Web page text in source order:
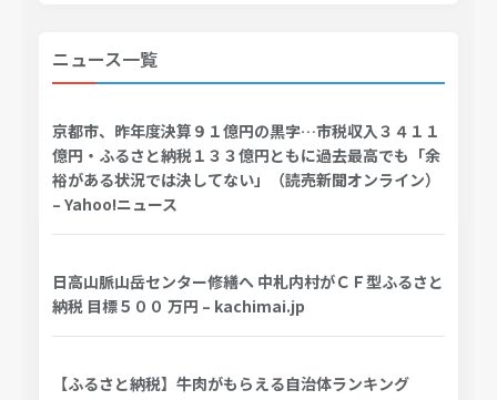
ニュース一覧
京都市、昨年度決算９１億円の黒字…市税収入３４１１
億円・ふるさと納税１３３億円ともに過去最高でも「余
裕がある状況では決してない」（読売新聞オンライン）
– Yahoo!ニュース
日高山脈山岳センター修繕へ 中札内村がＣＦ型ふるさと
納税 目標５００ 万円 – kachimai.jp
【ふるさと納税】牛肉がもらえる自治体ランキング